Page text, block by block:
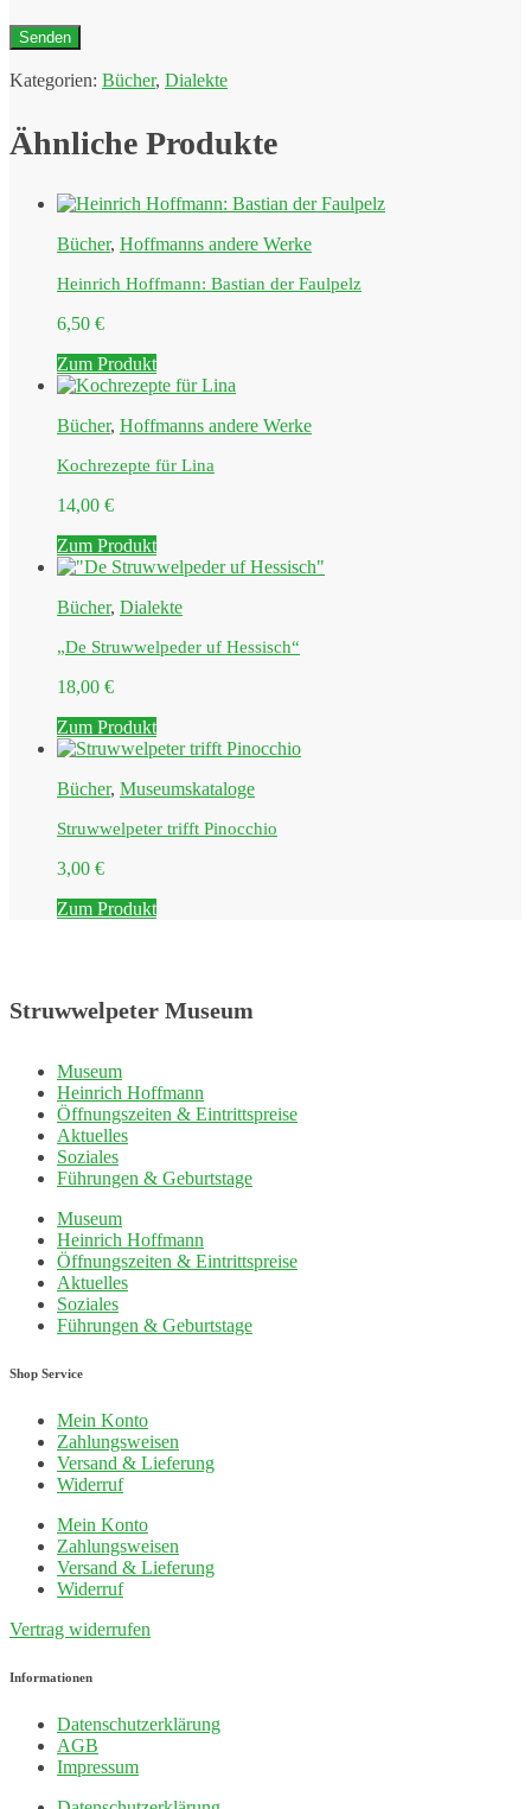
Kategorien: Bücher, Dialekte
Ähnliche Produkte
Bücher, Hoffmanns andere Werke
Heinrich Hoffmann: Bastian der Faulpelz
6,50 €
Zum Produkt
Bücher, Hoffmanns andere Werke
Kochrezepte für Lina
14,00 €
Zum Produkt
Bücher, Dialekte
„De Struwwelpeder uf Hessisch“
18,00 €
Zum Produkt
Bücher, Museumskataloge
Struwwelpeter trifft Pinocchio
3,00 €
Zum Produkt
Struwwelpeter Museum
Museum
Heinrich Hoffmann
Öffnungszeiten & Eintrittspreise
Aktuelles
Soziales
Führungen & Geburtstage
Museum
Heinrich Hoffmann
Öffnungszeiten & Eintrittspreise
Aktuelles
Soziales
Führungen & Geburtstage
Shop Service
Mein Konto
Zahlungsweisen
Versand & Lieferung
Widerruf
Mein Konto
Zahlungsweisen
Versand & Lieferung
Widerruf
Vertrag widerrufen
Informationen
Datenschutzerklärung
AGB
Impressum